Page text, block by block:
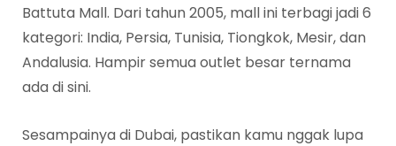
Battuta Mall. Dari tahun 2005, mall ini terbagi jadi 6
kategori: India, Persia, Tunisia, Tiongkok, Mesir, dan
Andalusia. Hampir semua outlet besar ternama
ada di sini.
Sesampainya di Dubai, pastikan kamu nggak lupa